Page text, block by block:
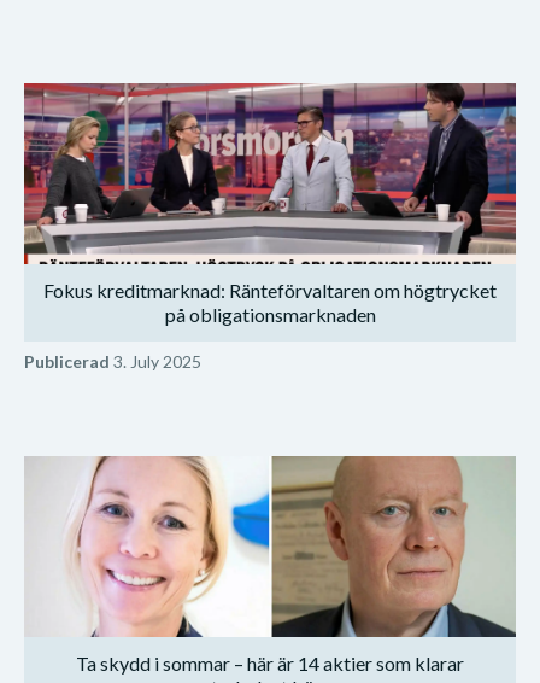
Fokus kreditmarknad: Ränteförvaltaren om högtrycket
på obligationsmarknaden
Publicerad 3. July 2025
Ta skydd i sommar – här är 14 aktier som klarar